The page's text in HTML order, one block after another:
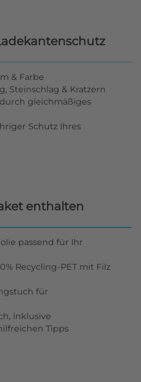
& Farbe
Steinschlag & Kratzern
gleichmäßiges
Schutz Ihres
enthalten
passend für Ihr
Recycling-PET mit Filz
für
inklusive
Tipps